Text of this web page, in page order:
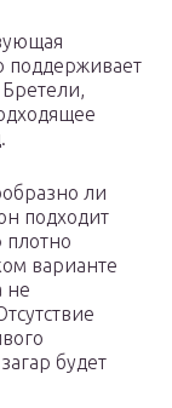
поддерживает
ли
подходит
варианте
не
будет